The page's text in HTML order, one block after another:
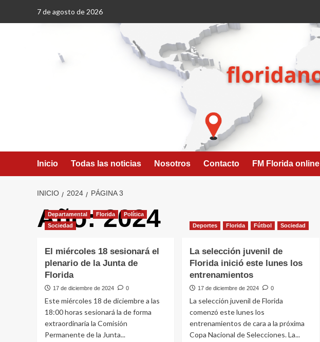
7 de agosto de 2026
Inicio Todas las noticias Nosotros Contacto FM Florida online
INICIO 2024 PÁGINA 3
Año:2024
Departamental Florida
Política
Sociedad
El miércoles 18 sesionará el
plenario de la Junta de
Florida
17 de diciembre de 2024 0
Este miércoles 18 de diciembre a las
18:00 horas sesionará la de forma
extraordinaria la Comisión
Permanente de la Junta...
Deportes Florida Fútbol Sociedad
La selección juvenil de
Florida inició este lunes los
entrenamientos
17 de diciembre de 2024 0
La selección juvenil de Florida
comenzó este lunes los
entrenamientos de cara a la próxima
Copa Nacional de Selecciones. La...